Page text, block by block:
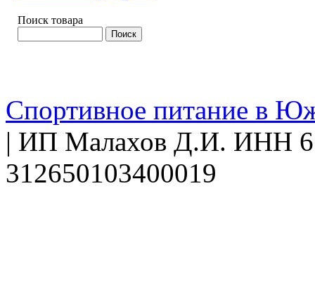
Поиск товара
Спортивное питание в
| ИП Малахов Д.И. ИНН
312650103400019